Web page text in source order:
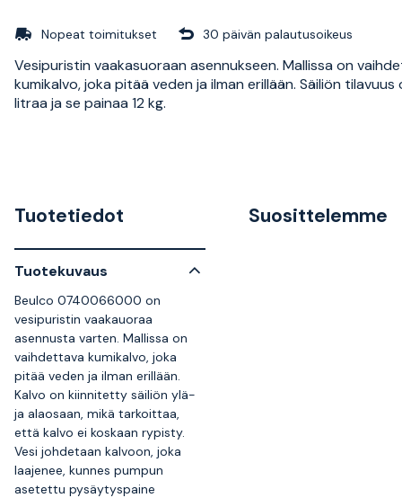
Nopeat toimitukset 30 päivän palautusoikeus
Vesipuristin vaakasuoraan asennukseen. Mallissa on
kumikalvo, joka pitää veden ja ilman erillään. Säiliön tilavuus
litraa ja se painaa 12 kg.
Tuotetiedot
Tuotekuvaus
Beulco 0740066000 on
vesipuristin vaakauoraa
asennusta varten. Mallissa on
vaihdettava kumikalvo, joka
pitää veden ja ilman erillään.
Kalvo on kiinnitetty säiliön ylä-
ja alaosaan, mikä tarkoittaa,
että kalvo ei koskaan rypisty.
Vesi johdetaan kalvoon, joka
laajenee, kunnes pumpun
asetettu pysäytyspaine
Suosittelemme